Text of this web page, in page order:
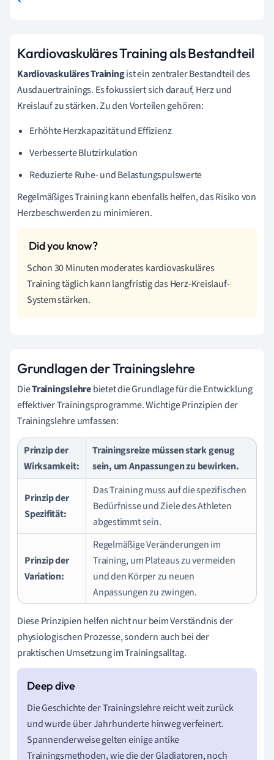
Kardiovaskuläres Training als Bestandteil
Kardiovaskuläres Trainingist ein zentraler Bestandteil des
Ausdauertrainings. Es fokussiert sich darauf, Herz und
Kreislauf zu stärken. Zu den Vorteilen gehören:
Erhöhte Herzkapazität und Effizienz
Verbesserte Blutzirkulation
Reduzierte Ruhe- und Belastungspulswerte
Regelmäßiges Training kann ebenfalls helfen, das Risiko von
Herzbeschwerden zu minimieren.
Schon 30 Minuten moderates kardiovaskuläres
Training täglich kann langfristig das Herz-Kreislauf-
System stärken.
Grundlagen der Trainingslehre
DieTrainingslehrebietet die Grundlage für die Entwicklung
effektiver Trainingsprogramme. Wichtige Prinzipien der
Trainingslehre umfassen:
Prinzip der
Wirksamkeit:
Trainingsreize müssen stark genug
sein, um Anpassungen zu bewirken.
Prinzip der
Spezifität:
Das Training muss auf die spezifischen
Bedürfnisse und Ziele des Athleten
abgestimmt sein.
Prinzip der
Variation:
Regelmäßige Veränderungen im
Training, um Plateaus zu vermeiden
und den Körper zu neuen
Anpassungen zu zwingen.
Diese Prinzipien helfen nicht nur beim Verständnis der
physiologischen Prozesse, sondern auch bei der
praktischen Umsetzung im Trainingsalltag.
Die Geschichte der Trainingslehre reicht weit zurück
und wurde über Jahrhunderte hinweg verfeinert.
Spannenderweise gelten einige antike
Trainingsmethoden, wie die der Gladiatoren, noch